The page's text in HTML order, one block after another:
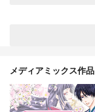
メディアミックス作品